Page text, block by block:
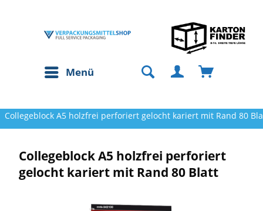
Menü
Collegeblock A5 holzfrei perforiert gelocht kariert mit Rand 80
Collegeblock A5 holzfrei perforiert
gelocht kariert mit Rand 80 Blatt